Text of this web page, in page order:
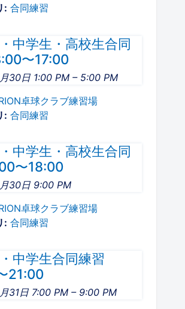
はじめての方へ
: 合同練習
中学生・高校生合同
〜17:00
30日 1:00 PM – 5:00 PM
卓球クラブ練習場
: 合同練習
中学生・高校生合同
〜18:00
30日 9:00 PM
卓球クラブ練習場
: 合同練習
中学生合同練習
21:00
31日 7:00 PM – 9:00 PM